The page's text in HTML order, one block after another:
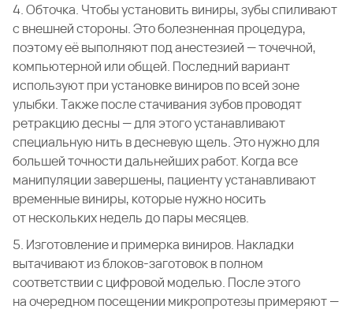
4. Обточка. Чтобы установить виниры, зубы спиливают
с внешней стороны. Это болезненная процедура,
поэтому её выполняют под анестезией — точечной,
компьютерной или общей. Последний вариант
используют при установке виниров по всей зоне
улыбки. Также после стачивания зубов проводят
ретракцию десны — для этого устанавливают
специальную нить в десневую щель. Это нужно для
большей точности дальнейших работ. Когда все
манипуляции завершены, пациенту устанавливают
временные виниры, которые нужно носить
от нескольких недель до пары месяцев.
5. Изготовление и примерка виниров. Накладки
вытачивают из блоков-заготовок в полном
соответствии с цифровой моделью. После этого
на очередном посещении микропротезы примеряют —